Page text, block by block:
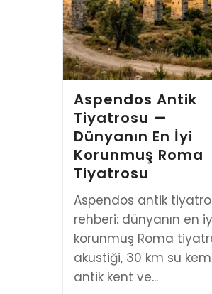
Aspendos Antik
Tiyatrosu —
Dünyanın En İyi
Korunmuş Roma
Tiyatrosu
Aspendos antik
rehberi: dünyanın en
korunmuş Roma
akustiği, 30 km su
antik kent ve...